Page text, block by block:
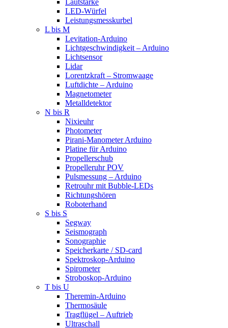
LED-Würfel
Leistungsmesskurbel
L bis M
Levitation-Arduino
Lichtgeschwindigkeit – Arduino
Lichtsensor
Lidar
Lorentzkraft – Stromwaage
Luftdichte – Arduino
Magnetometer
Metalldetektor
N bis R
Nixieuhr
Photometer
Pirani-Manometer Arduino
Platine für Arduino
Propellerschub
Propelleruhr POV
Pulsmessung – Arduino
Retrouhr mit Bubble-LEDs
Richtungshören
Roboterhand
S bis S
Segway
Seismograph
Sonographie
Speicherkarte / SD-card
Spektroskop-Arduino
Spirometer
Stroboskop-Arduino
T bis U
Theremin-Arduino
Thermosäule
Tragflügel – Auftrieb
Ultraschall